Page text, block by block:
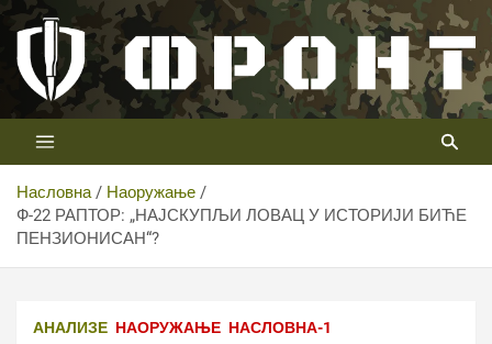
Скип
цонтент
Телевизија ФРОНТ
Први војни канал у Србији
Насловна
Наоружање
Ф-22 РАПТОР: „НАЈСКУПЉИ ЛОВАЦ У ИСТОРИЈИ БИЋЕ
ПЕНЗИОНИСАН“?
АНАЛИЗЕ НАОРУЖАЊЕ НАСЛОВНА-1